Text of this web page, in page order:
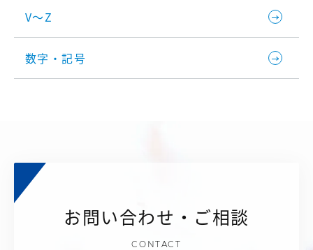
V～Z
数字・記号
お問い合わせ・ご相談
CONTACT